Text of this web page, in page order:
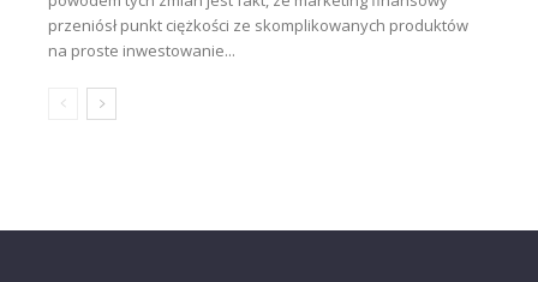
przeniósł punkt ciężkości ze skomplikowanych produktów
na proste inwestowanie...